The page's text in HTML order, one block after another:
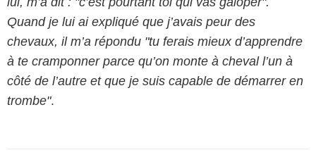
Quand je lui ai expliqué que j’avais peur des
chevaux, il m’a répondu "tu ferais mieux d’apprendre
à te cramponner parce qu’on monte à cheval l’un à
côté de l’autre et que je suis capable de démarrer en
trombe".